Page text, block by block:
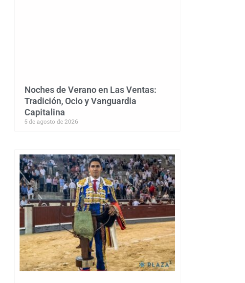
Noches de Verano en Las Ventas:
Tradición, Ocio y Vanguardia
Capitalina
5 de agosto de 2026